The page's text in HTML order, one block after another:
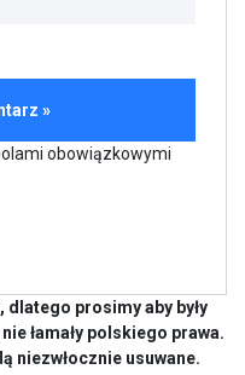
obowiązkowymi
dlatego prosimy aby były
łamały polskiego prawa.
niezwłocznie usuwane.